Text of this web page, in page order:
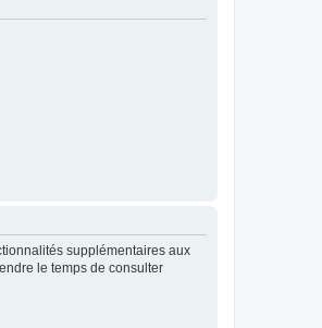
supplémentaires aux
le temps de consulter